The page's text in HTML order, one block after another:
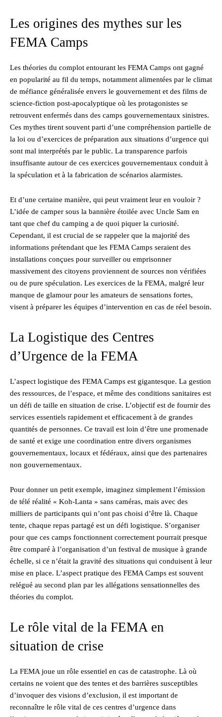
Les origines des mythes sur les
FEMA Camps
Les théories du complot entourant les FEMA Camps ont gagné
en popularité au fil du temps, notamment alimentées par le climat
de méfiance généralisée envers le gouvernement et des films de
science-fiction post-apocalyptique où les protagonistes se
retrouvent enfermés dans des camps gouvernementaux sinistres.
Ces mythes tirent souvent parti d’une compréhension partielle de
la loi ou d’exercices de préparation aux situations d’urgence qui
sont mal interprétés par le public. La transparence parfois
insuffisante autour de ces exercices gouvernementaux conduit à
la spéculation et à la fabrication de scénarios alarmistes.
Et d’une certaine manière, qui peut vraiment leur en vouloir ?
L’idée de camper sous la bannière étoilée avec Uncle Sam en
tant que chef du camping a de quoi piquer la curiosité.
Cependant, il est crucial de se rappeler que la majorité des
informations prétendant que les FEMA Camps seraient des
installations conçues pour surveiller ou emprisonner
massivement des citoyens proviennent de sources non vérifiées
ou de pure spéculation. Les exercices de la FEMA, malgré leur
manque de glamour pour les amateurs de sensations fortes,
visent à préparer les équipes d’intervention en cas de réel besoin.
La Logistique des Centres
d’Urgence de la FEMA
L’aspect logistique des FEMA Camps est gigantesque. La gestion
des ressources, de l’espace, et même des conditions sanitaires est
un défi de taille en situation de crise. L’objectif est de fournir des
services essentiels rapidement et efficacement à de grandes
quantités de personnes. Ce travail est loin d’être une promenade
de santé et exige une coordination entre divers organismes
gouvernementaux, locaux et fédéraux, ainsi que des partenaires
non gouvernementaux.
Pour donner un petit exemple, imaginez simplement l’émission
de télé réalité « Koh-Lanta » sans caméras, mais avec des
milliers de participants qui n’ont pas choisi d’être là. Chaque
tente, chaque repas partagé est un défi logistique. S’organiser
pour que ces camps fonctionnent correctement pourrait presque
être comparé à l’organisation d’un festival de musique à grande
échelle, si ce n’était la gravité des situations qui conduisent à leur
mise en place. L’aspect pratique des FEMA Camps est souvent
relégué au second plan par les allégations sensationnelles des
théories du complot.
Le rôle vital de la FEMA en
situation de crise
La FEMA joue un rôle essentiel en cas de catastrophe. Là où
certains ne voient que des tentes et des barrières susceptibles
d’invoquer des visions d’exclusion, il est important de
reconnaître le rôle vital de ces centres d’urgence dans